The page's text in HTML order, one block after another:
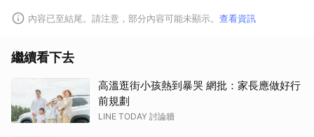
內容已至結尾。請注意，部分內容可能未顯示。 查看資訊
繼續看下去
高溫逛街小孩熱到暴哭 網批：家長應做好行
前規劃
LINE TODAY 討論牆